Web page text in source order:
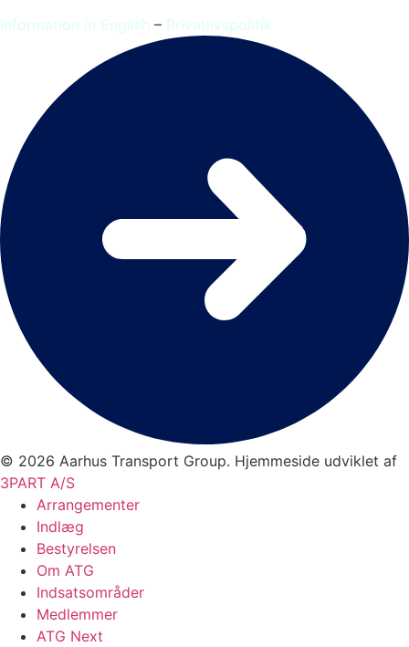
Information in English – Privatlivspolitik
© 2026 Aarhus Transport Group. Hjemmeside udviklet af
3PART A/S
Arrangementer
Indlæg
Bestyrelsen
Om ATG
Indsatsområder
Medlemmer
ATG Next